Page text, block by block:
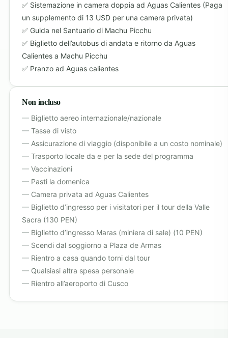
Sistemazione in camera doppia ad Aguas Calientes (Paga
un supplemento di 13 USD per una camera privata)
Guida nel Santuario di Machu Picchu
Biglietto dell’autobus di andata e ritorno da Aguas
Calientes a Machu Picchu
Pranzo ad Aguas calientes
Non incluso
Biglietto aereo internazionale/nazionale
Tasse di visto
Assicurazione di viaggio (disponibile a un costo nominale)
Trasporto locale da e per la sede del programma
Vaccinazioni
Pasti la domenica
Camera privata ad Aguas Calientes
Biglietto d’ingresso per i visitatori per il tour della Valle
Sacra (130 PEN)
Biglietto d’ingresso Maras (miniera di sale) (10 PEN)
Scendi dal soggiorno a Plaza de Armas
Rientro a casa quando torni dal tour
Qualsiasi altra spesa personale
Rientro all’aeroporto di Cusco